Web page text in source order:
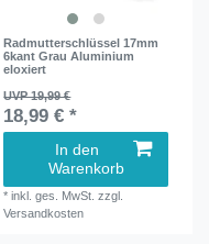
Radmutterschlüssel 17mm
6kant Grau Aluminium
eloxiert
UVP 19,99 €
18,99 € *
In den
Warenkorb
*inkl. ges. MwSt. zzgl.
Versandkosten